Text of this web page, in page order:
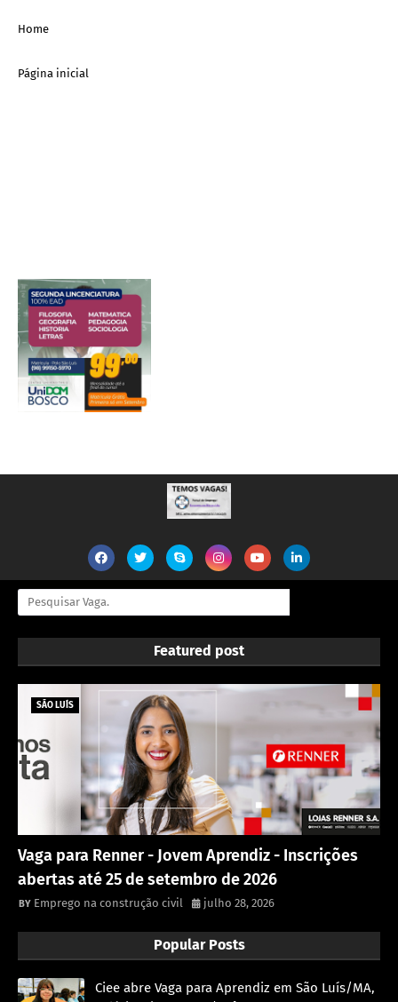
Home
Página inicial
Featured post
SÃO LUÍS
Vaga para Renner - Jovem Aprendiz - Inscrições
abertas até 25 de setembro de 2026
Emprego na construção civil julho 28, 2026
Popular Posts
Ciee abre Vaga para Aprendiz em São Luís/MA,